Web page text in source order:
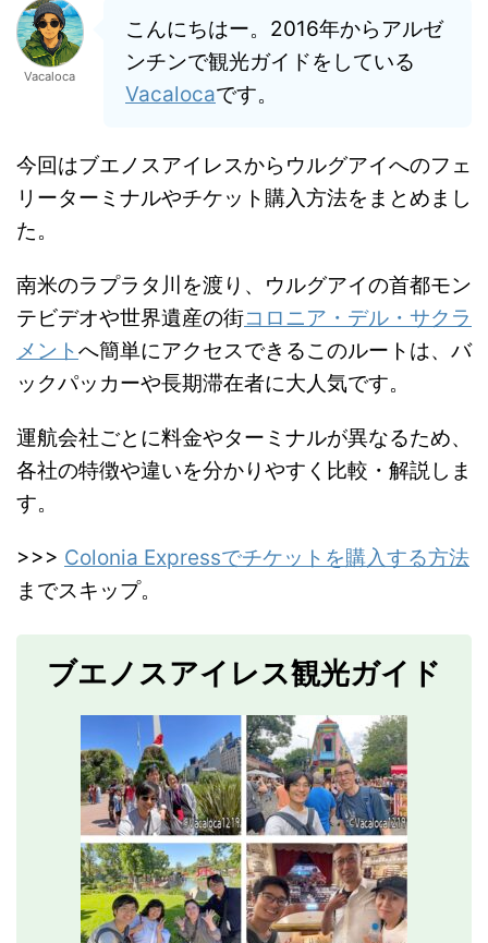
Vacaloca
こんにちはー。2016年からアルゼ
ンチンで観光ガイドをしている
Vacalocaです。
今回はブエノスアイレスからウルグアイへのフェ
リーターミナルやチケット購入方法をまとめまし
た。
南米のラプラタ川を渡り、ウルグアイの首都モン
テビデオや世界遺産の街コロニア・デル・サクラ
メントへ簡単にアクセスできるこのルートは、バ
ックパッカーや長期滞在者に大人気です。
運航会社ごとに料金やターミナルが異なるため、
各社の特徴や違いを分かりやすく比較・解説しま
す。
>>> Colonia Expressでチケットを購入する方法
までスキップ。
ブエノスアイレス観光ガイド